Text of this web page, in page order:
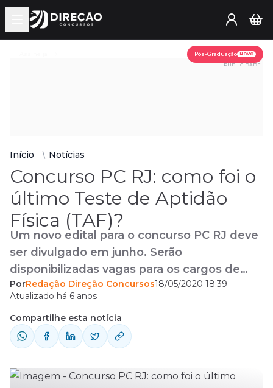
Open main menu
Pós-Graduação NOVO
PUBLICIDADE
Início Notícias
Concurso PC RJ: como foi o
último Teste de Aptidão
Física (TAF)?
Um novo edital para o concurso PC RJ deve
ser divulgado em junho. Serão
disponibilizadas vagas para os cargos de
auxiliar e técnico de necropsia, investigador,
inspetor e peritos legista. Cargos de nível
fundamental, médio e superior em
qualquer área de formação. Ao todo, serão
Inspetor: 597 vagas; Investigador: ...
PorRedação Direção Concursos18/05/2020 18:39
Atualizado há 6 anos
Compartilhe esta notícia